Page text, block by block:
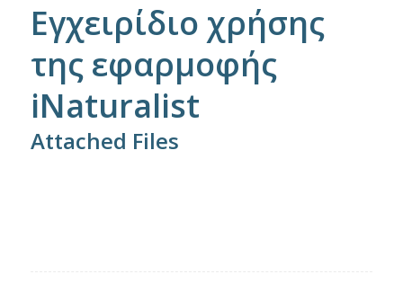
Εγχειρίδιο χρήσης
της εφαρμοφής
iNaturalist
Attached Files